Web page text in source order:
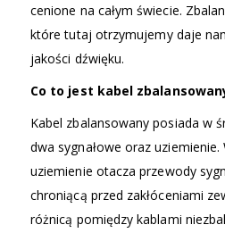
cenione na całym świecie.
które tutaj otrzymujemy daje
jakości dźwięku.
Co to jest kabel
Kabel zbalansowany posiada w
dwa sygnałowe oraz
uziemienie otacza przewody
chroniącą przed zakłóceniami
różnicą pomiędzy kablami